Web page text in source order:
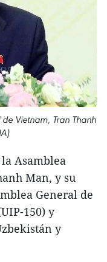
Vietnam, Tran Thanh
Asamblea
Man, y su
General de
150) y
y